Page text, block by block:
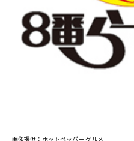
画像提供：ホットペッパー グルメ